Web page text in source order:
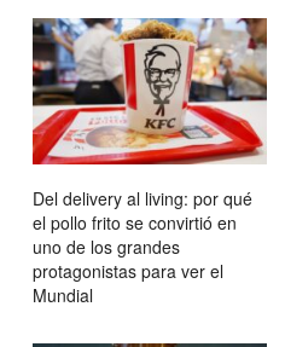
Del delivery al living: por qué
el pollo frito se convirtió en
uno de los grandes
protagonistas para ver el
Mundial